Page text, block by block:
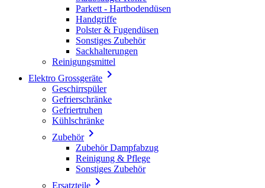
Parkett - Hartbodendüsen
Handgriffe
Polster & Fugendüsen
Sonstiges Zubehör
Sackhalterungen
Reinigungsmittel
Elektro Grossgeräte 
Geschirrspüler
Gefrierschränke
Gefriertruhen
Kühlschränke
Zubehör
Zubehör Dampfabzug
Reinigung & Pflege
Sonstiges Zubehör
Ersatzteile 